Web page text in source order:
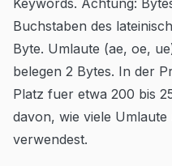
Keywords. Achtung:
Buchstaben des
Byte. Umlaute (ae, oe,
belegen 2 Bytes. In der
Platz fuer etwa 200 bis
davon, wie viele
verwendest.